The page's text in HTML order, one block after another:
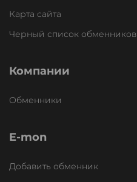
Карта сайта
Черный список обменников
Компании
Обменники
E-mon
Добавить обменник